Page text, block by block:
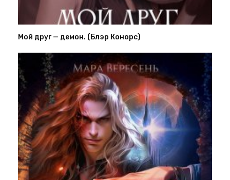
Мой друг — демон. (Блэр Конорс)